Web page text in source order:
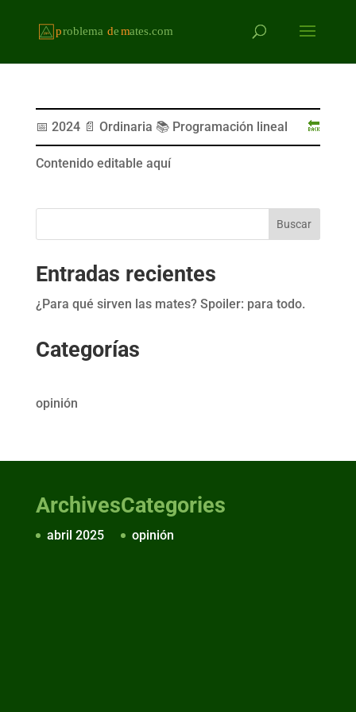
📅 2024 📄 Ordinaria 📚 Programación lineal 🔙
Contenido editable aquí
Buscar
Entradas recientes
¿Para qué sirven las mates? Spoiler: para todo.
Categorías
opinión
Archives
abril 2025
Categories
opinión